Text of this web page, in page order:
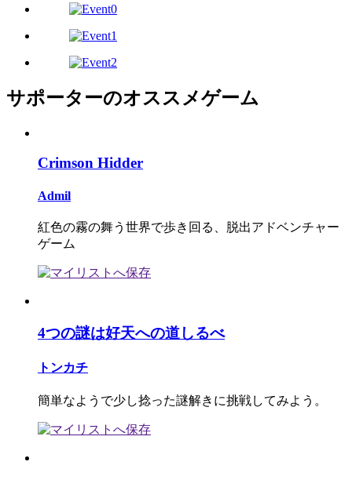
サポーターのオススメゲーム
Crimson Hidder
Admil
紅色の霧の舞う世界で歩き回る、脱出アドベンチャー
ゲーム
4つの謎は好天への道しるべ
トンカチ
簡単なようで少し捻った謎解きに挑戦してみよう。